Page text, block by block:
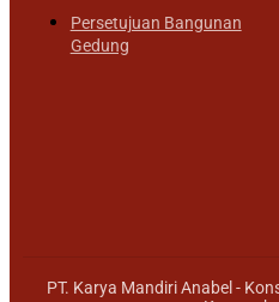
Persetujuan Bangunan
Gedung
PT. Karya Mandiri Anabel -